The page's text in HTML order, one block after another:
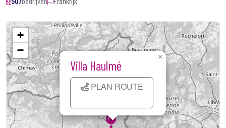
507bedrijven Frankrijk
Kaart laden...
Villa Haulmé
PLAN ROUTE
×
+
−